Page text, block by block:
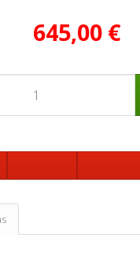
645,00 €